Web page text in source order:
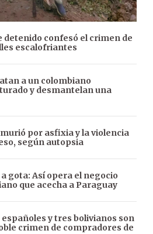
detenido confesó el crimen de
escalofriantes
a un colombiano
y desmantelan una
por asfixia y la violencia
según autopsia
gota: Así opera el negocio
que acecha a Paraguay
y tres bolivianos son
crimen de compradores de